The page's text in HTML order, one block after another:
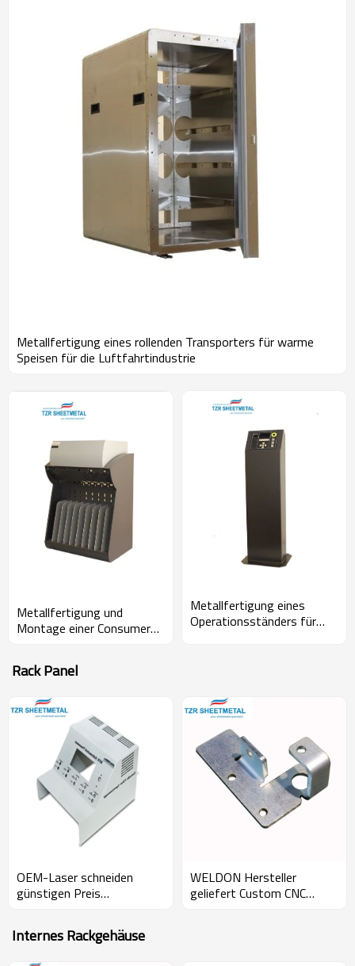
Metallfertigung eines rollenden Transporters für warme
Speisen für die Luftfahrtindustrie
Metallfertigung und
Montage einer Consumer
Metallfertigung eines
Operationsständers für
Rack Panel
OEM-Laser schneiden
günstigen Preis
benutzerdefinierte
WELDON Hersteller
geliefert Custom CNC
Internes Rackgehäuse